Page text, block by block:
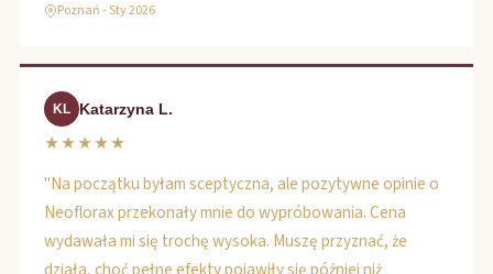
Poznań - Sty 2026
KL Katarzyna L.
★★★★★
"Na początku byłam sceptyczna, ale pozytywne opinie o
Neoflorax przekonały mnie do wypróbowania. Cena
wydawała mi się trochę wysoka. Muszę przyznać, że